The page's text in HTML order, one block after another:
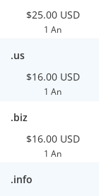
$25.00 USD
1 An
.us
$16.00 USD
1 An
.biz
$16.00 USD
1 An
.info